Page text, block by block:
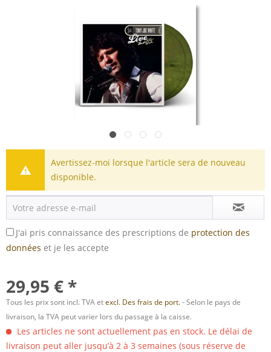
Avertissez-moi lorsque l'article sera de nouveau
disponible.
J'ai pris connaissance des prescriptions de protection des
données et je les accepte
29,95 € *
Tous les prix sont incl. TVA etexcl. Des frais de port.- Selon le pays de
livraison, la TVA peut varier lors du passage à la caisse.
Les articles ne sont actuellement pas en stock. Le délai de
livraison peut aller jusqu’à 2 à 3 semaines (sous réserve de